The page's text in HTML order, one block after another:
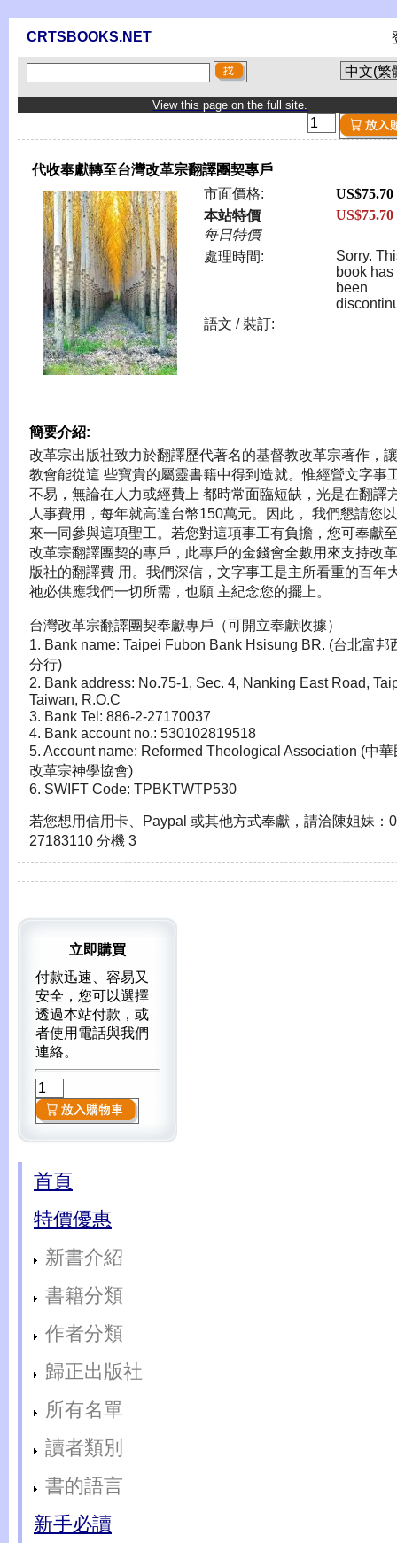
CRTSBOOKS.NET
View this page on the full site.
代收奉獻轉至台灣改革宗翻譯團契專戶
市面價格:
US$75.70
本站特價
每日特價
US$75.70
處理時間:
Sorry.
book has
been
語文 / 裝訂:
簡要介紹:
改革宗出版社致力於翻譯歷代著名的基督教改革宗著作，
教會能從這 些寶貴的屬靈書籍中得到造就。惟經營文字事
不易，無論在人力或經費上 都時常面臨短缺，光是在翻譯
人事費用，每年就高達台幣150萬元。因此， 我們懇請您
來一同參與這項聖工。若您對這項事工有負擔，您可奉獻
改革宗翻譯團契的專戶，此專戶的金錢會全數用來支持改
版社的翻譯費 用。我們深信，文字事工是主所看重的百年
祂必供應我們一切所需，也願 主紀念您的擺上。
台灣改革宗翻譯團契奉獻專戶（可開立奉獻收據）
1. Bank name: Taipei Fubon Bank Hsisung BR. (台北富邦
分行)
2. Bank address: No.75-1, Sec. 4, Nanking East Road,
Taiwan, R.O.C
3. Bank Tel: 886-2-27170037
4. Bank account no.: 530102819518
5. Account name: Reformed Theological Association (中華
改革宗神學協會)
6. SWIFT Code: TPBKTWTP530
若您想用信用卡、Paypal 或其他方式奉獻，請洽陳姐妹：
27183110 分機 3
立即購買
付款迅速、容易又
安全，您可以選擇
透過本站付款，或
者使用電話與我們
連絡。
首頁
特價優惠
新書介紹
書籍分類
作者分類
歸正出版社
所有名單
讀者類別
書的語言
新手必讀